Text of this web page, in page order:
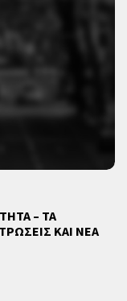
– ΤΑ
ΚΑΙ ΝΕΑ